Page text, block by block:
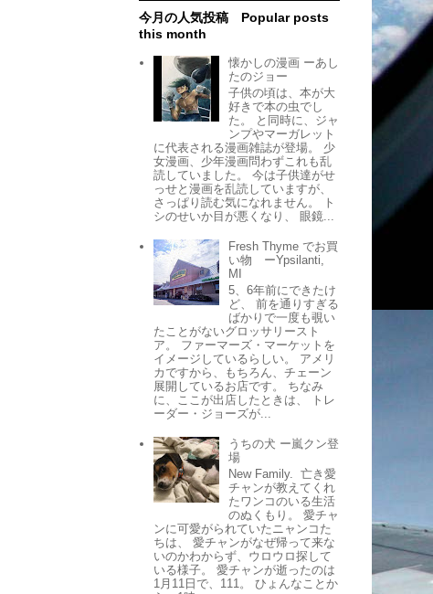
今月の人気投稿 Popular posts
this month
懐かしの漫画 ーあし
たのジョー
子供の頃は、本が大
好きで本の虫でし
た。 と同時に、ジャ
ンプやマーガレット
に代表される漫画雑誌が登場。 少
女漫画、少年漫画問わずこれも乱
読していました。 今は子供達がせ
っせと漫画を乱読していますが、
さっぱり読む気になれません。 ト
シのせいか目が悪くなり、 眼鏡...
Fresh Thyme でお買
い物 ーYpsilanti,
MI
5、6年前にできたけ
ど、 前を通りすぎる
ばかりで一度も覗い
たことがないグロッサリースト
ア。 ファーマーズ・マーケットを
イメージしているらしい。 アメリ
カですから、もちろん、チェーン
展開しているお店です。 ちなみ
に、ここが出店したときは、 トレ
ーダー・ジョーズが...
うちの犬 ー嵐クン登
場
New Family. 亡き愛
チャンが教えてくれ
たワンコのいる生活
のぬくもり。 愛チャ
ンに可愛がられていたニャンコた
ちは、 愛チャンがなぜ帰って来な
いのかわからず、ウロウロ探して
いる様子。 愛チャンが逝ったのは
1月11日で、111。 ひょんなことか